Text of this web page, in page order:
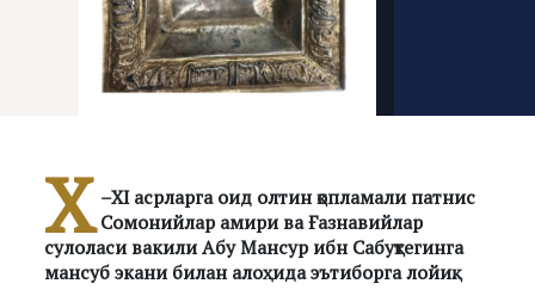
X –XI асрларга оид олтин қопламали патнис
Сомонийлар амири ва Ғазнавийлар
сулоласи вакили Абу Мансур ибн Сабуқтегинга
мансуб экани билан алоҳида эътиборга лойиқ.